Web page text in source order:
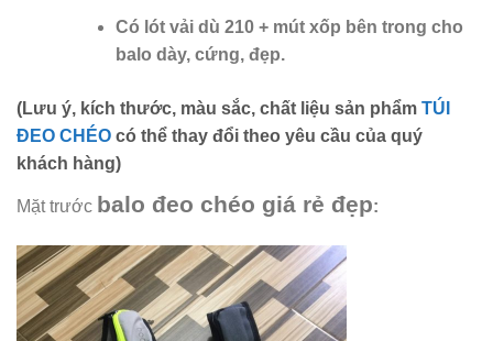
Có lót vải dù 210 + mút xốp bên trong cho
balo dày, cứng, đẹp.
(Lưu ý, kích thước, màu sắc, chất liệu sản phẩm TÚI
ĐEO CHÉO có thể thay đổi theo yêu cầu của quý
khách hàng)
Mặt trước balo đeo chéo giá rẻ đẹp: